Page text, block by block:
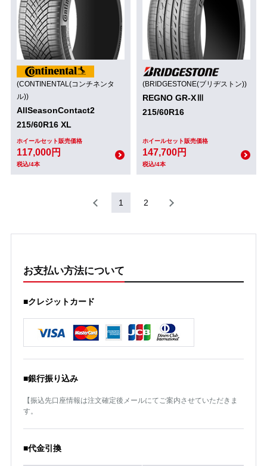
(CONTINENTAL(コンチネンタ
ル))
AllSeasonContact2
215/60R16 XL
ホイールセット販売価格
117,000円
税込/4本
(BRIDGESTONE(ブリヂストン))
REGNO GR-XⅢ
215/60R16
ホイールセット販売価格
147,700円
税込/4本
1 2
お支払い方法について
■クレジットカード
■銀行振り込み
【振込先口座情報は注文確定後メールにてご案内させていただきま
す。
■代金引換